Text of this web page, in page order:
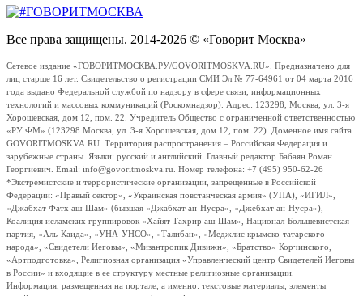
Все права защищены. 2014-2026 © «Говорит Москва»
Сетевое издание «ГОВОРИТМОСКВА.РУ/GOVORITMOSKVA.RU». Предназначено для
лиц старше 16 лет. Свидетельство о регистрации СМИ Эл № 77-64961 от 04 марта 2016
года выдано Федеральной службой по надзору в сфере связи, информационных
технологий и массовых коммуникаций (Роскомнадзор). Адрес: 123298, Москва, ул. 3-я
Хорошевская, дом 12, пом. 22. Учредитель Общество с ограниченной ответственностью
«РУ ФМ» (123298 Москва, ул. 3-я Хорошевская, дом 12, пом. 22). Доменное имя сайта
GOVORITMOSKVA.RU. Территория распространения – Российская Федерация и
зарубежные страны. Языки: русский и английский. Главный редактор Бабаян Роман
Георгиевич. Email: info@govoritmoskva.ru. Номер телефона: +7 (495) 950-62-26
*Экстремистские и террористические организации, запрещенные в Российской
Федерации: «Правый сектор», «Украинская повстанческая армия» (УПА), «ИГИЛ»,
«Джабхат Фатх аш-Шам» (бывшая «Джабхат ан-Нусра», «Джебхат ан-Нусра»),
Коалиция исламских группировок «Хайят Тахрир аш-Шам», Национал-Большевистская
партия, «Аль-Каида», «УНА-УНСО», «Талибан», «Меджлис крымско-татарского
народа», «Свидетели Иеговы», «Мизантропик Дивижн», «Братство» Корчинского,
«Артподготовка», Религиозная организация «Управленческий центр Свидетелей Иеговы
в России» и входящие в ее структуру местные религиозные организации.
Информация, размещенная на портале, а именно: текстовые материалы, элементы